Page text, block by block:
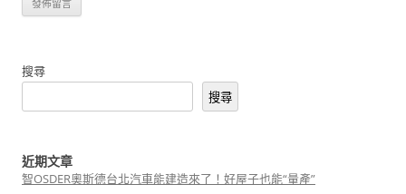
搜尋
搜尋
近期文章
智OSDER奧斯德台北汽車能建造來了！好屋子也能“量產”